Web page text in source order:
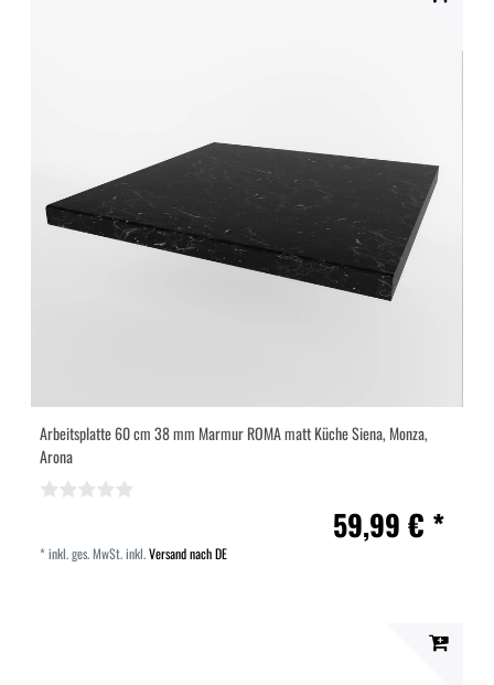
Arbeitsplatte 60 cm 38 mm Marmur ROMA matt Küche Siena, Monza,
Arona
59,99 € *
*inkl. ges. MwSt.inkl.Versand nach DE